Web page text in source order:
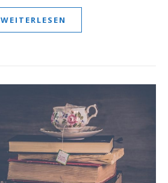
WEITERLESEN